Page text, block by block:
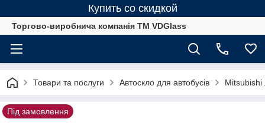
Купить со скидкой
Торгово-виробнича компанія ТМ VDGlass
Товари та послуги Автоскло для автобуcів Mitsubishi
Під замовлення